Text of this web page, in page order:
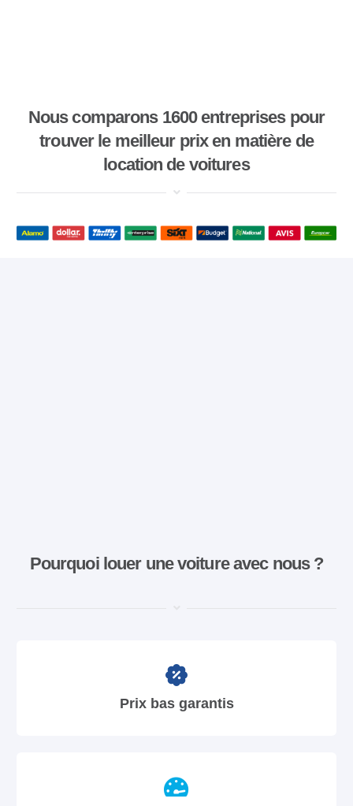
Nous comparons 1600 entreprises pour
trouver le meilleur prix en matière de
location de voitures
Pourquoi louer une voiture avec nous ?
Prix bas garantis